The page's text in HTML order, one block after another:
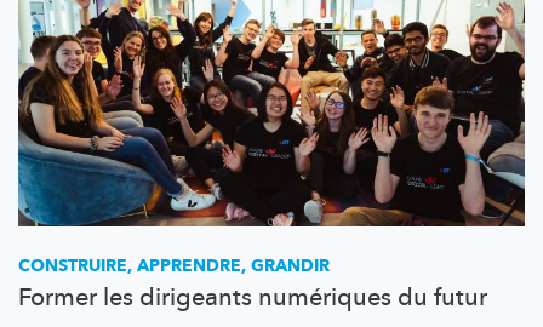
CONSTRUIRE, APPRENDRE, GRANDIR
Former les dirigeants numériques du futur